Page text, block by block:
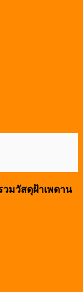
มวัสดุฝ้าเพดาน